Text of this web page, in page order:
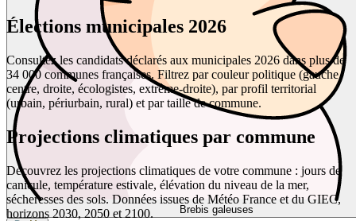
Brebis galeuses
Élections municipales 2026
Consultez les candidats déclarés aux municipales 2026 dans plus de
34 000 communes françaises. Filtrez par couleur politique (gauche,
centre, droite, écologistes, extrême-droite), par profil territorial
(urbain, périurbain, rural) et par taille de commune.
Projections climatiques par commune
Découvrez les projections climatiques de votre commune : jours de
canicule, température estivale, élévation du niveau de la mer,
sécheresses des sols. Données issues de Météo France et du GIEC,
horizons 2030, 2050 et 2100.